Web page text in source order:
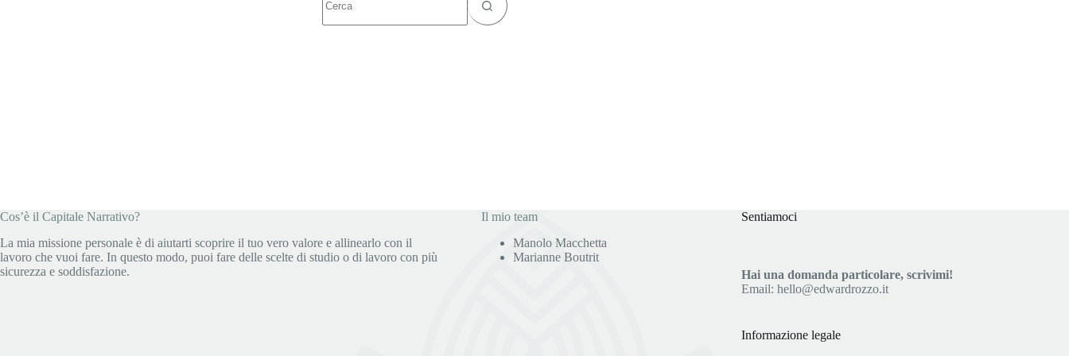
risultato
Cos’è il Capitale Narrativo?
La mia missione personale è di aiutarti scoprire il tuo vero valore e allinearlo con il
lavoro che vuoi fare. In questo modo, puoi fare delle scelte di studio o di lavoro con più
sicurezza e soddisfazione.
Il mio team
Manolo Macchetta
Marianne Boutrit
Sentiamoci
Hai una domanda particolare, scrivimi!
Email:hello@edwardrozzo.it
Informazione legale